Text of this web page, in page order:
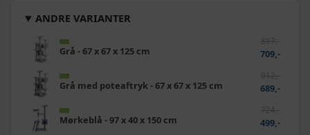
ANDRE VARIANTER
Grå - 67 x 67 x 125 cm
887,-
709,-
Grå med poteaftryk - 67 x 67 x 125 cm
912,-
689,-
Mørkeblå - 97 x 40 x 150 cm
724,-
499,-